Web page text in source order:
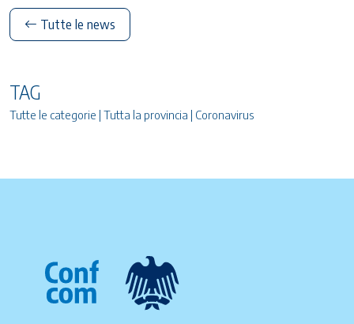
Tutte le news
TAG
Tutte le categorie | Tutta la provincia | Coronavirus